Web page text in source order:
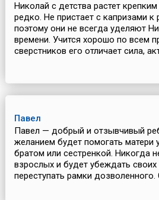
Николай с детства растет
редко. Не пристает с капризами к
поэтому они не всегда уделяют
времени. Учится хорошо по всем
сверстников его отличает сила,
Павел
Павел — добрый и отзывчивый
желанием будет помогать матери
братом или сестренкой. Никогда
взрослых и будет убеждать своих
переступать рамки